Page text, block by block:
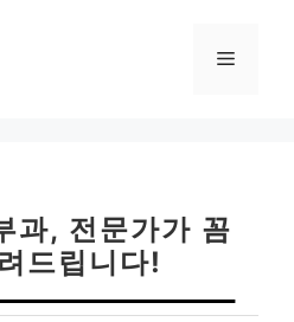
메
과, 전문가가 꼼
드립니다!